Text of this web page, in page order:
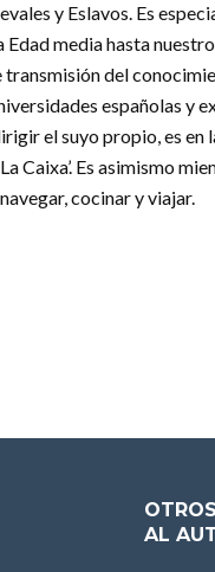
y Eslavos. Es
Edad media hasta
transmisión del
españolas y
el suyo propio, es en
Caixa’. Es asimismo
cocinar y viajar.
AL